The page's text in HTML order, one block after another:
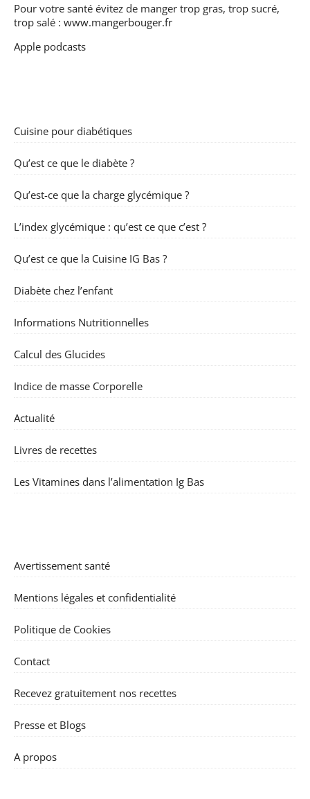
Pour votre santé évitez de manger trop gras, trop sucré,
trop salé : www.mangerbouger.fr
Apple podcasts
Cuisine pour diabétiques
Qu’est ce que le diabète ?
Qu’est-ce que la charge glycémique ?
L’index glycémique : qu’est ce que c’est ?
Qu’est ce que la Cuisine IG Bas ?
Diabète chez l’enfant
Informations Nutritionnelles
Calcul des Glucides
Indice de masse Corporelle
Actualité
Livres de recettes
Les Vitamines dans l’alimentation Ig Bas
Avertissement santé
Mentions légales et confidentialité
Politique de Cookies
Contact
Recevez gratuitement nos recettes
Presse et Blogs
A propos